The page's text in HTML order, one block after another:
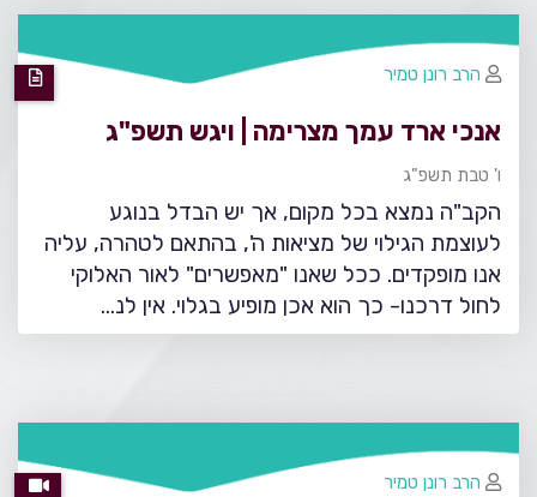
אנכי ארד עמך מצרימה | ויגש תשפ"ג
ו' טבת תשפ"ג
הקב"ה נמצא בכל מקום, אך יש הבדל בנוגע
לעוצמת הגילוי של מציאות ה', בהתאם לטהרה, עליה
אנו מופקדים. ככל שאנו "מאפשרים" לאור האלוקי
לחול דרכנו- כך הוא אכן מופיע בגלוי. אין לנ…
הרב רונן טמיר
הרב רונן טמיר